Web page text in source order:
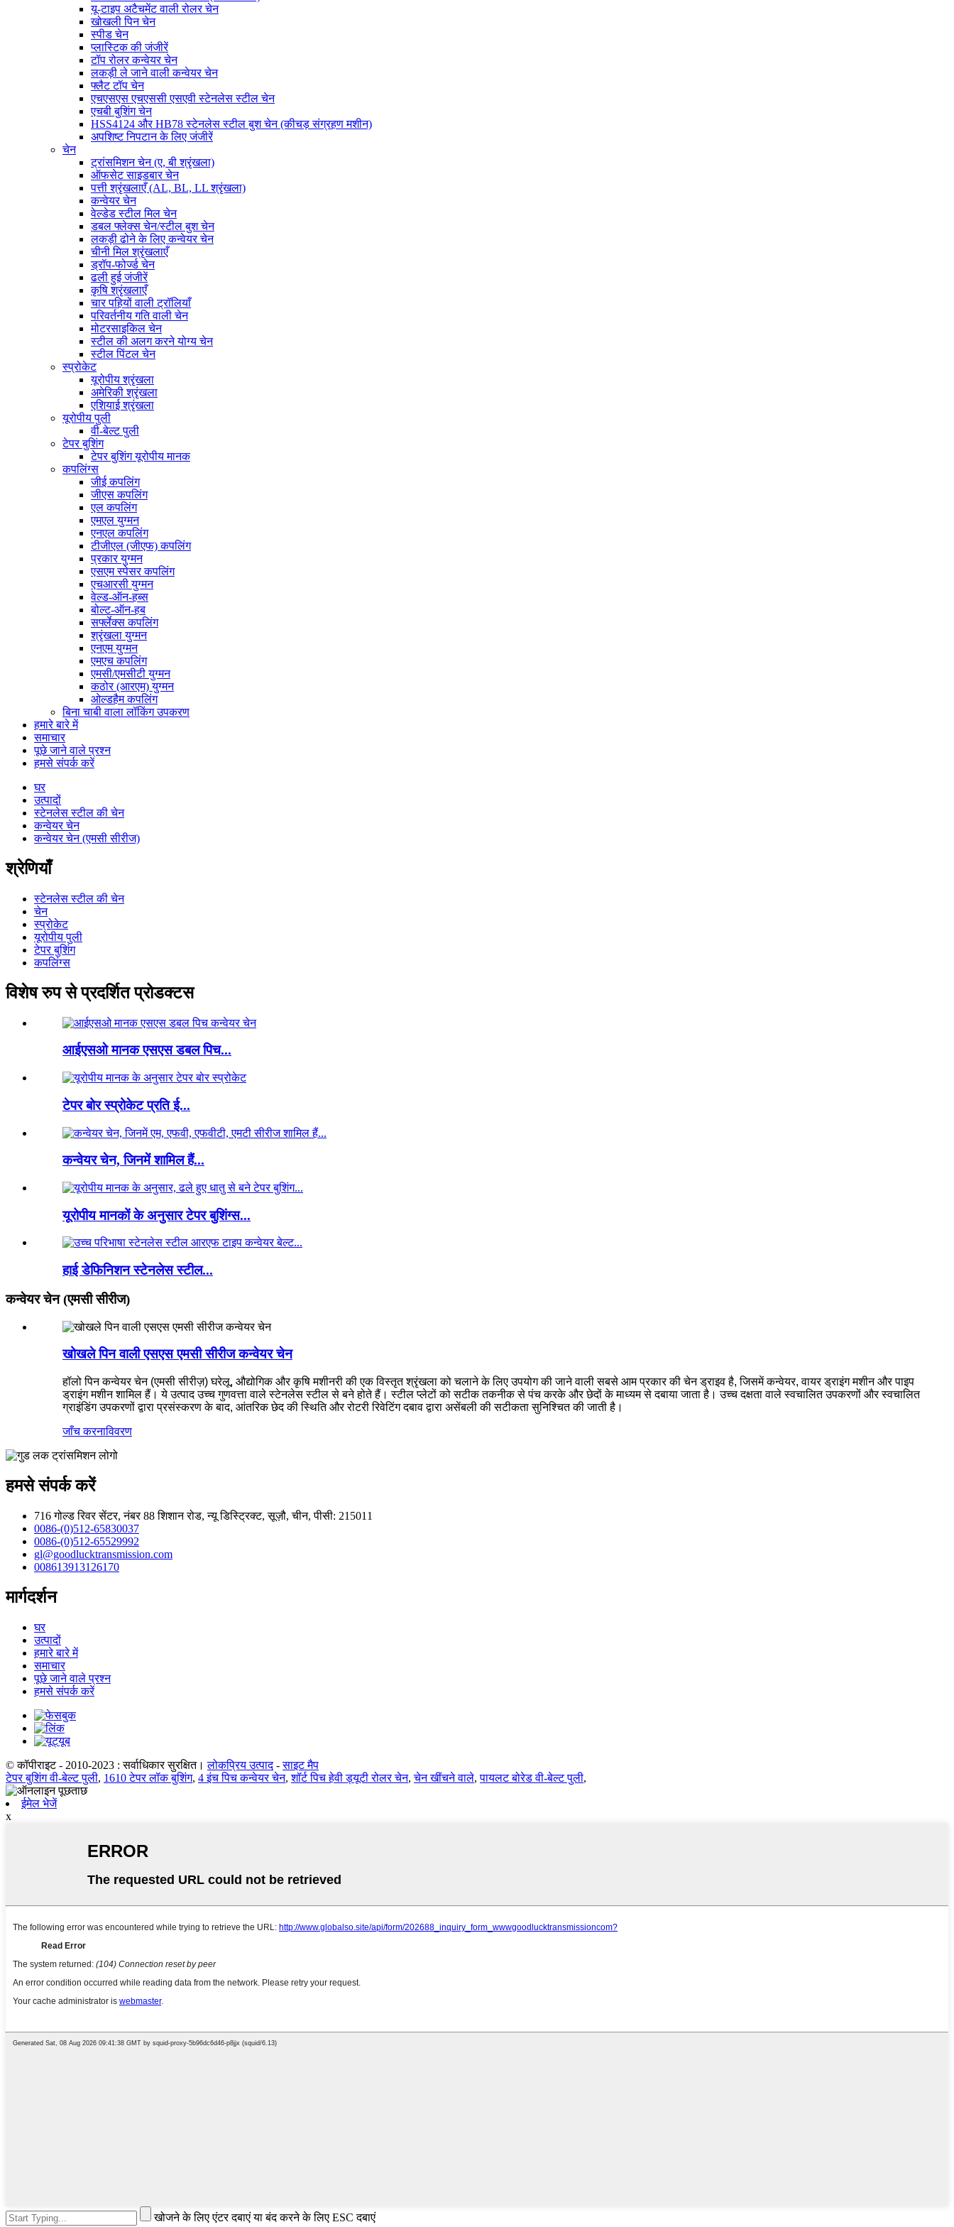
यू-टाइप अटैचमेंट वाली रोलर चेन
खोखली पिन चेन
स्पीड चेन
प्लास्टिक की जंजीरें
टॉप रोलर कन्वेयर चेन
लकड़ी ले जाने वाली कन्वेयर चेन
फ्लैट टॉप चेन
एचएसएस एचएससी एसएवी स्टेनलेस स्टील चेन
एचबी बुशिंग चेन
HSS4124 और HB78 स्टेनलेस स्टील बुश चेन (कीचड़ संग्रहण मशीन)
अपशिष्ट निपटान के लिए जंजीरें
चेन
ट्रांसमिशन चेन (ए, बी श्रृंखला)
ऑफसेट साइडबार चेन
पत्ती श्रृंखलाएँ (AL, BL, LL श्रृंखला)
कन्वेयर चेन
वेल्डेड स्टील मिल चेन
डबल फ्लेक्स चेन/स्टील बुश चेन
लकड़ी ढोने के लिए कन्वेयर चेन
चीनी मिल श्रृंखलाएँ
ड्रॉप-फोर्ज्ड चेन
ढली हुई जंजीरें
कृषि श्रृंखलाएँ
चार पहियों वाली ट्रॉलियाँ
परिवर्तनीय गति वाली चेन
मोटरसाइकिल चेन
स्टील की अलग करने योग्य चेन
स्टील पिंटल चेन
स्प्रोकेट
यूरोपीय श्रृंखला
अमेरिकी श्रृंखला
एशियाई श्रृंखला
यूरोपीय पुली
वी-बेल्ट पुली
टेपर बुशिंग
टेपर बुशिंग यूरोपीय मानक
कपलिंग्स
जीई कपलिंग
जीएस कपलिंग
एल कपलिंग
एमएल युग्मन
एनएल कपलिंग
टीजीएल (जीएफ) कपलिंग
प्रकार युग्मन
एसएम स्पेसर कपलिंग
एचआरसी युग्मन
वेल्ड-ऑन-हब्स
बोल्ट-ऑन-हब
सर्फ्लेक्स कपलिंग
श्रृंखला युग्मन
एनएम युग्मन
एमएच कपलिंग
एमसी/एमसीटी युग्मन
कठोर (आरएम) युग्मन
ओल्डहैम कपलिंग
बिना चाबी वाला लॉकिंग उपकरण
हमारे बारे में
समाचार
पूछे जाने वाले प्रश्न
हमसे संपर्क करें
घर
उत्पादों
स्टेनलेस स्टील की चेन
कन्वेयर चेन
कन्वेयर चेन (एमसी सीरीज)
श्रेणियाँ
स्टेनलेस स्टील की चेन
चेन
स्प्रोकेट
यूरोपीय पुली
टेपर बुशिंग
कपलिंग्स
विशेष रुप से प्रदर्शित प्रोडक्टस
आईएसओ मानक एसएस डबल पिच...
टेपर बोर स्प्रोकेट प्रति ई...
कन्वेयर चेन, जिनमें शामिल हैं...
यूरोपीय मानकों के अनुसार टेपर बुशिंग्स...
हाई डेफिनिशन स्टेनलेस स्टील...
कन्वेयर चेन (एमसी सीरीज)
खोखले पिन वाली एसएस एमसी सीरीज कन्वेयर चेन
हॉलो पिन कन्वेयर चेन (एमसी सीरीज़) घरेलू, औद्योगिक और कृषि मशीनरी की एक विस्तृत श्रृंखला को चलाने के लिए उपयोग की जाने वाली सबसे आम प्रकार की चेन ड्राइव है, जिसमें कन्वेयर, वायर ड्राइंग मशीन और पाइप
ड्राइंग मशीन शामिल हैं। ये उत्पाद उच्च गुणवत्ता वाले स्टेनलेस स्टील से बने होते हैं। स्टील प्लेटों को सटीक तकनीक से पंच करके और छेदों के माध्यम से दबाया जाता है। उच्च दक्षता वाले स्वचालित उपकरणों और स्वचालित
ग्राइंडिंग उपकरणों द्वारा प्रसंस्करण के बाद, आंतरिक छेद की स्थिति और रोटरी रिवेटिंग दबाव द्वारा असेंबली की सटीकता सुनिश्चित की जाती है।
जाँच करनाविवरण
हमसे संपर्क करें
716 गोल्ड रिवर सेंटर, नंबर 88 शिशान रोड, न्यू डिस्ट्रिक्ट, सूज़ौ, चीन, पीसी: 215011
0086-(0)512-65830037
0086-(0)512-65529992
gl@goodlucktransmission.com
008613913126170
मार्गदर्शन
घर
उत्पादों
हमारे बारे में
समाचार
पूछे जाने वाले प्रश्न
हमसे संपर्क करें
© कॉपीराइट - 2010-2023 : सर्वाधिकार सुरक्षित। लोकप्रिय उत्पाद-साइट मैप
टेपर बुशिंग वी-बेल्ट पुली, 1610 टेपर लॉक बुशिंग, 4 इंच पिच कन्वेयर चेन,शॉर्ट पिच हेवी ड्यूटी रोलर चेन,चेन खींचने वाले,पायलट बोरेड वी-बेल्ट पुली,
ईमेल भेजें
x
खोजने के लिए एंटर दबाएं या बंद करने के लिए ESC दबाएं